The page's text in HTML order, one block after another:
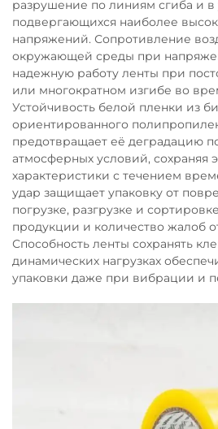
разрушение по линиям сгиба и в
подвергающихся наиболее
напряжений. Сопротивление
окружающей среды при
надежную работу ленты при
или многократном изгибе во
Устойчивость белой пленки из
ориентированного
предотвращает её деградацию
атмосферных условий, сохраняя
характеристики с течением
удар защищает упаковку от
погрузке, разгрузке и
продукции и количество жалоб
Способность ленты сохранять
динамических нагрузках
упаковки даже при вибрации и